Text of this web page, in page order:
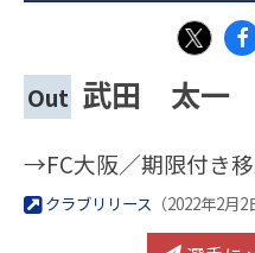
k
Out 武田 太一
→FC大阪／期限付き
クラブリリース （2022年2月2